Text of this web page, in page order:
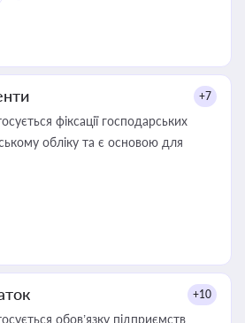
+7
фіксації господарських
обліку та є основою для
+10
обов’язку підприємств